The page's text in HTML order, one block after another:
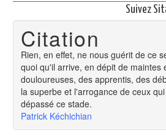
Suivez
Citation
Rien, en effet, ne nous guérit de ce
quoi qu'il arrive, en dépit de maintes
douloureuses, des apprentis, des
la superbe et l'arrogance de ceux
dépassé ce stade.
Patrick Kéchichian